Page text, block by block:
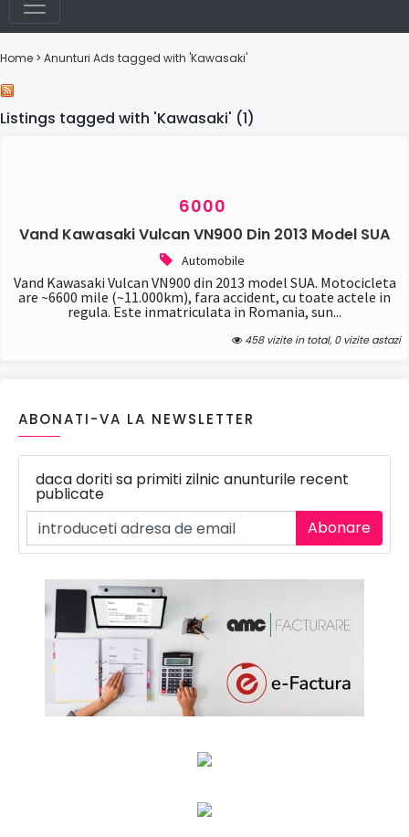
Home > Anunturi Ads tagged with 'Kawasaki'
Listings tagged with 'Kawasaki' (1)
6000
Vand Kawasaki Vulcan VN900 Din 2013 Model SUA
Automobile
Vand Kawasaki Vulcan VN900 din 2013 model SUA. Motocicleta
are ~6600 mile (~11.000km), fara accident, cu toate actele in
regula. Este inmatriculata in Romania, sun...
458 vizite in total, 0 vizite astazi
ABONATI-VA LA NEWSLETTER
daca doriti sa primiti zilnic anunturile recent
publicate